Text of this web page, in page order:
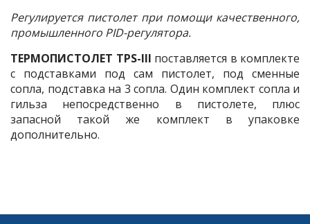
Регулируется пистолет при помощи качественного,
промышленного PID-регулятора.
ТЕРМОПИСТОЛЕТ TPS-III поставляется в комплекте
с подставками под сам пистолет, под сменные
сопла, подставка на 3 сопла. Один комплект сопла и
гильза непосредственно в пистолете, плюс
запасной такой же комплект в упаковке
дополнительно.